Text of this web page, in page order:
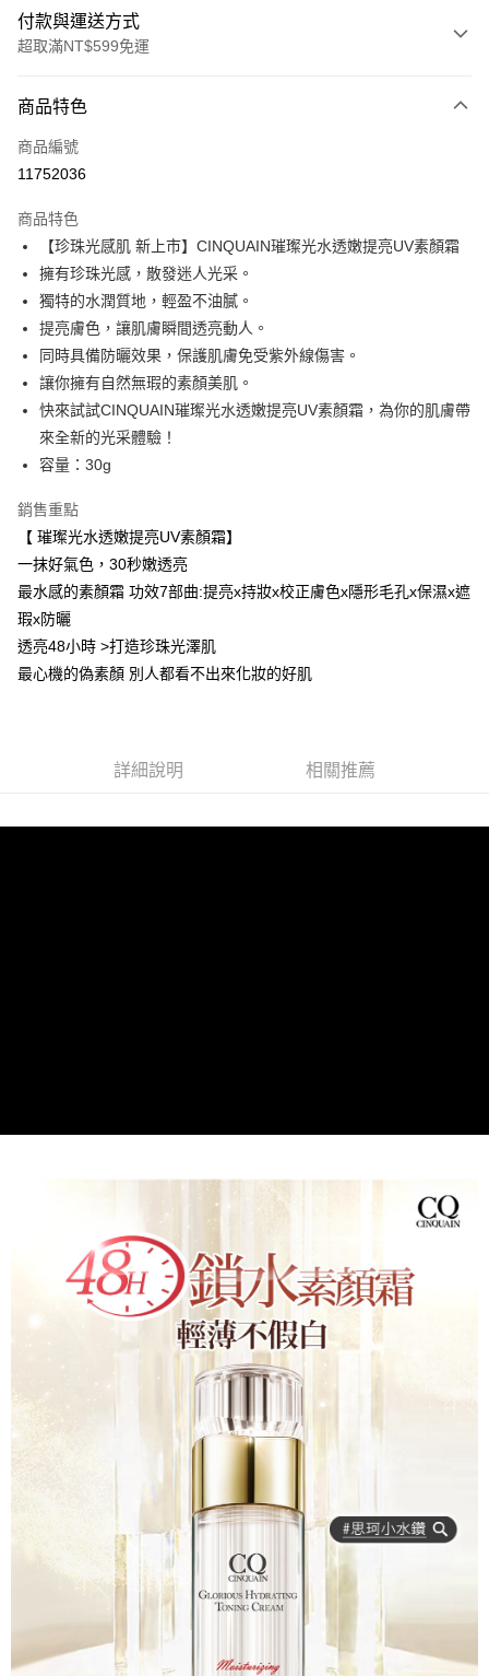
付款與運送方式
超取滿NT$599免運
信用卡一次付款
超商取貨付款
Apple Pay
街口支付
悠遊付
ATM付款
運送方式
付款後全家取貨
7-11取貨付款
每筆NT$85，滿NT$799(含以上)免運費
每筆NT$85，滿NT$599(含以上)免運費
商品特色
商品編號
11752036
商品特色
【珍珠光感肌 新上市】CINQUAIN璀璨光水透嫩提亮UV素顏霜
擁有珍珠光感，散發迷人光采。
獨特的水潤質地，輕盈不油膩。
提亮膚色，讓肌膚瞬間透亮動人。
同時具備防曬效果，保護肌膚免受紫外線傷害。
讓你擁有自然無瑕的素顏美肌。
快來試試CINQUAIN璀璨光水透嫩提亮UV素顏霜，為你的肌膚帶
來全新的光采體驗！
容量：30g
銷售重點
【 璀璨光水透嫩提亮UV素顏霜】
一抹好氣色，30秒嫩透亮
最水感的素顏霜 功效7部曲:提亮x持妝x校正膚色x隱形毛孔x保濕x遮
瑕x防曬
透亮48小時 >打造珍珠光澤肌
最心機的偽素顏 別人都看不出來化妝的好肌
詳細說明 相關推薦